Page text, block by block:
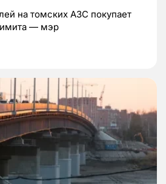
на томских АЗС покупает
— мэр